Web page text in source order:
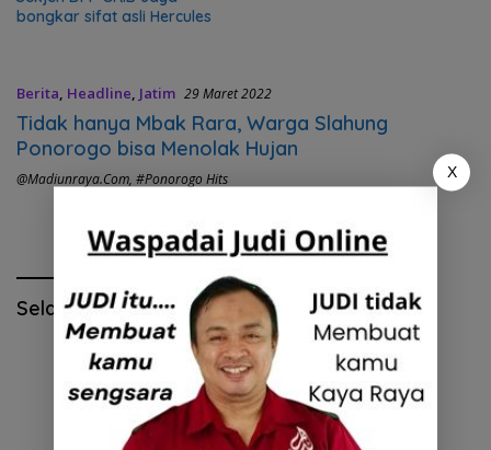
bongkar sifat asli Hercules
Berita, Headline, Jatim 29 Maret 2022
Tidak hanya Mbak Rara, Warga Slahung
Ponorogo bisa Menolak Hujan
@madiunraya.com, #Ponorogo Hits
Selamat Hari Pendidikan Nasional
X